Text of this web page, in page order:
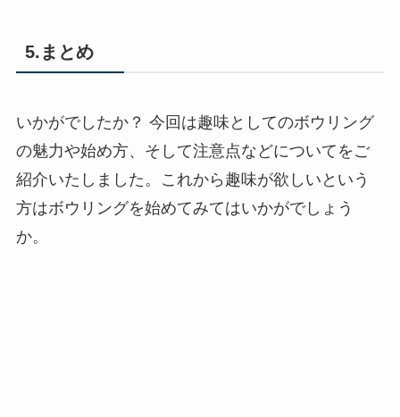
5.まとめ
いかがでしたか？ 今回は趣味としてのボウリング
の魅力や始め方、そして注意点などについてをご
紹介いたしました。これから趣味が欲しいという
方はボウリングを始めてみてはいかがでしょう
か。